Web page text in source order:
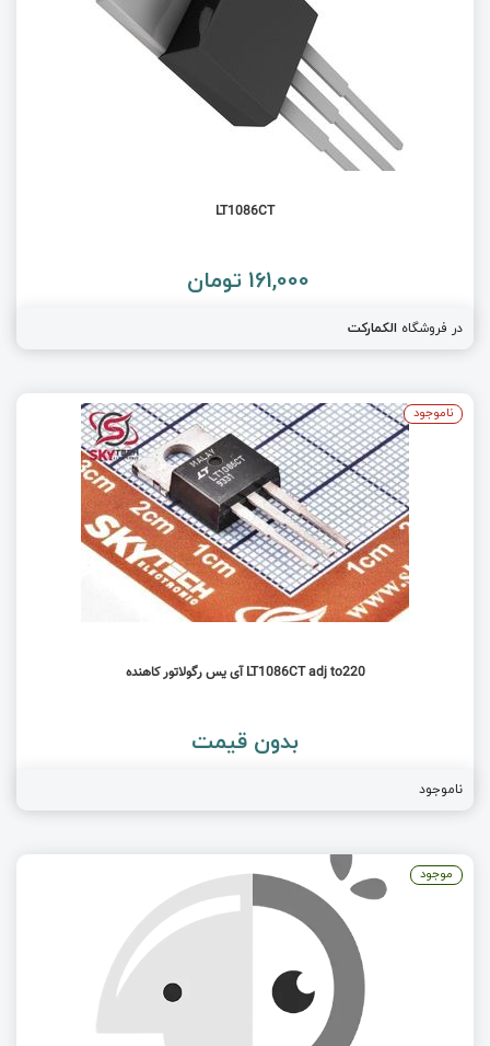
LT1086CT
161,000 تومان
در فروشگاه الکمارکت
LT1086CT adj to220 آی یس رگولاتور کاهنده
بدون قیمت
ناموجود
ناموجود
موجود